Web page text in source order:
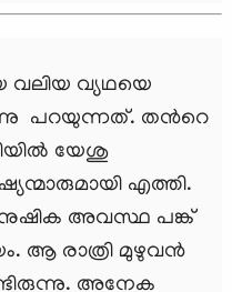
വ്യഥയെ
പറയുന്നത്. തന്‍റെ
യേശു
എത്തി.
അവസ്ഥ പങ്ക്
ആ രാത്രി മുഴുവന്‍
അനേക